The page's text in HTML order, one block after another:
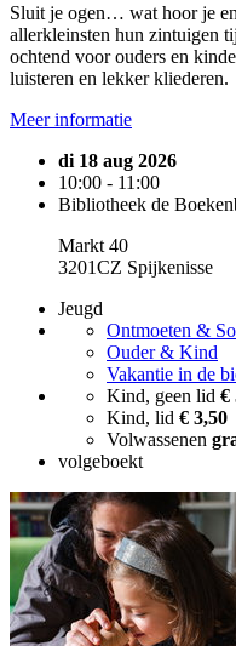
Sluit je ogen… wat hoor je
allerkleinsten hun zintuigen
ochtend voor ouders en
luisteren en lekker kliederen.
Meer informatie
di 18 aug 2026
10:00 - 11:00
Bibliotheek de
Markt 40
3201CZ Spijkenisse
Jeugd
Ontmoeten &
Ouder & Kind
Vakantie in de
Kind, geen lid €
Kind, lid € 3,50
Volwassenen
volgeboekt